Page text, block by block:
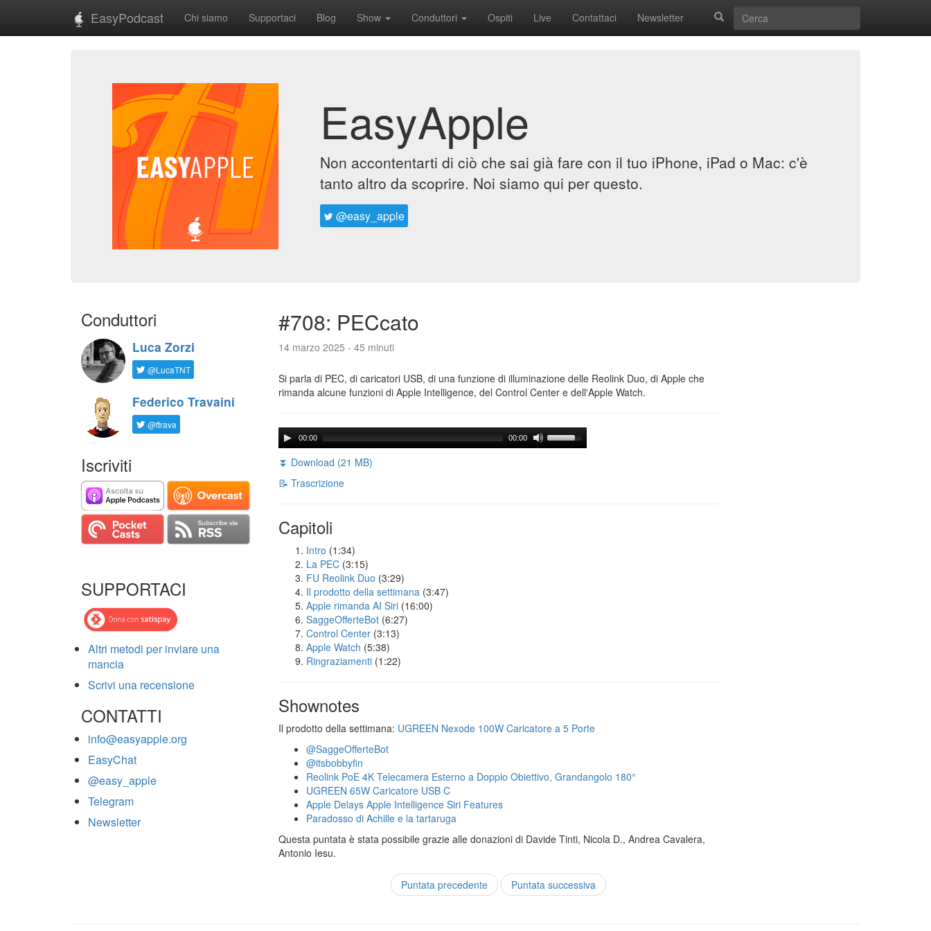
EasyPodcast Chi siamo Supportaci Blog Show Conduttori Ospiti Live Contattaci Newsletter
EasyApple
Non accontentarti di ciò che sai già fare con il tuo iPhone, iPad o Mac: c'è
tanto altro da scoprire. Noi siamo qui per questo.
@easy_apple
Conduttori
Luca Zorzi
@LucaTNT
Federico Travaini
@ftrava
Iscriviti
SUPPORTACI
Altri metodi per inviare una
mancia
Scrivi una recensione
CONTATTI
info@easyapple.org
EasyChat
@easy_apple
Telegram
Newsletter
#708: PECcato
14 marzo 2025 - 45 minuti
Si parla di PEC, di caricatori USB, di una funzione di illuminazione delle Reolink Duo, di Apple che
rimanda alcune funzioni di Apple Intelligence, del Control Center e dell'Apple Watch.
00:00 00:00
⏬ Download (21 MB)
📝 Trascrizione
Capitoli
Intro (1:34)
La PEC (3:15)
FU Reolink Duo (3:29)
Il prodotto della settimana (3:47)
Apple rimanda AI Siri (16:00)
SaggeOfferteBot (6:27)
Control Center (3:13)
Apple Watch (5:38)
Ringraziamenti (1:22)
Shownotes
Il prodotto della settimana: UGREEN Nexode 100W Caricatore a 5 Porte
@SaggeOfferteBot
@itsbobbyfin
Reolink PoE 4K Telecamera Esterno a Doppio Obiettivo, Grandangolo 180°
UGREEN 65W Caricatore USB C
Apple Delays Apple Intelligence Siri Features
Paradosso di Achille e la tartaruga
Questa puntata è stata possibile grazie alle donazioni di Davide Tinti, Nicola D., Andrea Cavalera,
Antonio Iesu.
Puntata precedente Puntata successiva